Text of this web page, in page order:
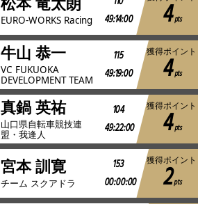
EURO-WORKS Racing
49:14:00
4 pts
牛山 恭一
VC FUKUOKA
DEVELOPMENT TEAM
115
49:19:00
獲得ポイント
4 pts
真鍋 英祐
山口県自転車競技連
盟・我逢人
104
49:22:00
獲得ポイント
4 pts
宮本 訓寛
チーム スクアドラ
153
00:00:00
獲得ポイント
2pts